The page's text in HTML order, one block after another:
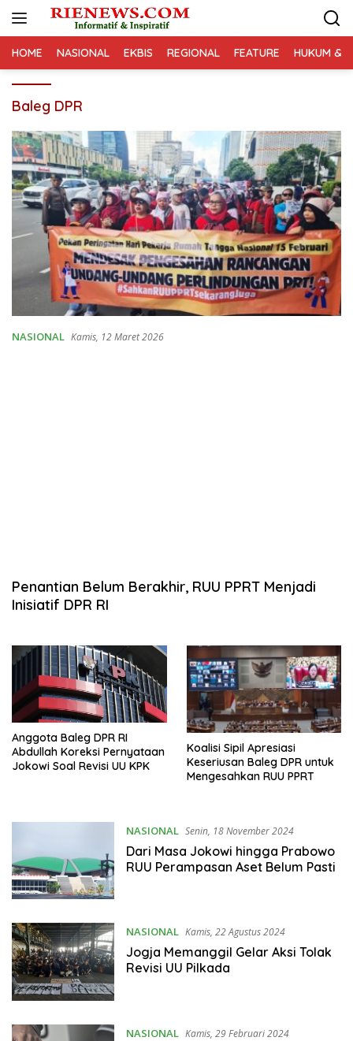
HOME NASIONAL EKBIS REGIONAL FEATURE HUKUM &
Baleg DPR
NASIONAL Kamis, 12 Maret 2026
Penantian Belum Berakhir, RUU PPRT Menjadi
Inisiatif DPR RI
Anggota Baleg DPR RI
Abdullah Koreksi Pernyataan
Jokowi Soal Revisi UU KPK
Koalisi Sipil Apresiasi
Keseriusan Baleg DPR untuk
Mengesahkan RUU PPRT
NASIONAL Senin, 18 November 2024
Dari Masa Jokowi hingga Prabowo
RUU Perampasan Aset Belum Pasti
NASIONAL Kamis, 22 Agustus 2024
Jogja Memanggil Gelar Aksi Tolak
Revisi UU Pilkada
NASIONAL Kamis, 29 Februari 2024